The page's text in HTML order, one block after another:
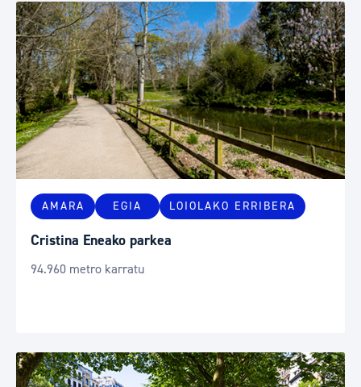
AMARA EGIA LOIOLAKO ERRIBERA
Cristina Eneako parkea
94.960 metro karratu